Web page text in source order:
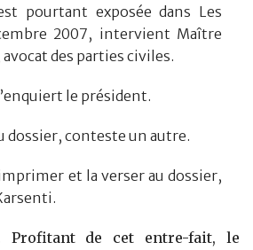
pourtant exposée dans Les
2007, intervient Maître
des parties civiles.
le président.
dossier, conteste un autre.
et la verser au dossier,
Profitant de cet entre-fait, le